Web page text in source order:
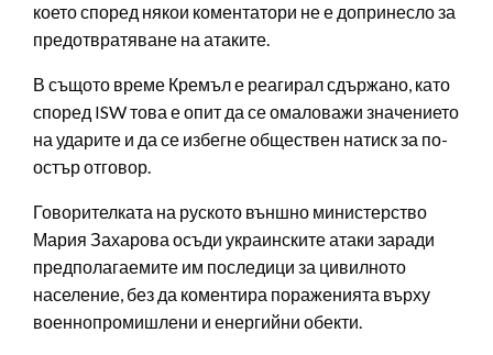
което според някои коментатори не е допринесло за
предотвратяване на атаките.
В същото време Кремъл е реагирал сдържано, като
според ISW това е опит да се омаловажи значението
на ударите и да се избегне обществен натиск за по-
остър отговор.
Говорителката на руското външно министерство
Мария Захарова осъди украинските атаки заради
предполагаемите им последици за цивилното
население, без да коментира пораженията върху
военнопромишлени и енергийни обекти.